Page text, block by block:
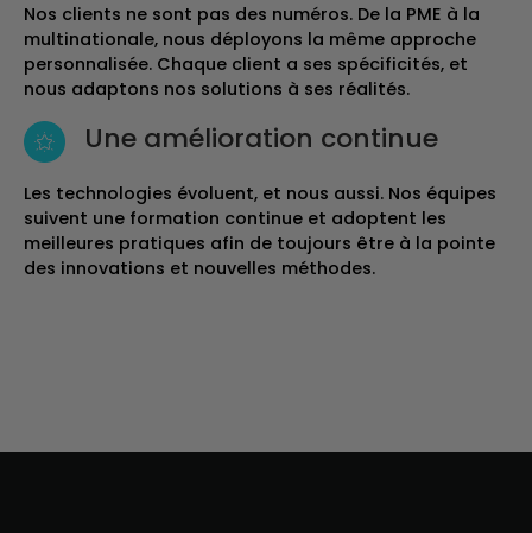
Nos clients ne sont pas des numéros. De la PME à la
multinationale, nous déployons la même approche
personnalisée. Chaque client a ses spécificités, et
nous adaptons nos solutions à ses réalités.
Une amélioration continue
Les technologies évoluent, et nous aussi. Nos équipes
suivent une formation continue et adoptent les
meilleures pratiques afin de toujours être à la pointe
des innovations et nouvelles méthodes.